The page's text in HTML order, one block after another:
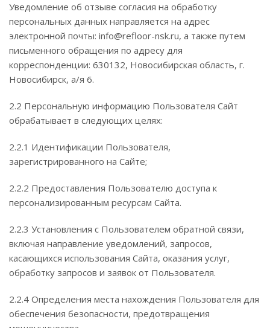
Уведомление об отзыве согласия на обработку
персональных данных направляется на адрес
электронной почты: info@refloor-nsk.ru, а также путем
письменного обращения по адресу для
корреспонденции: 630132, Новосибирская область, г.
Новосибирск, а/я 6.
2.2 Персональную информацию Пользователя Сайт
обрабатывает в следующих целях:
2.2.1 Идентификации Пользователя,
зарегистрированного на Сайте;
2.2.2 Предоставления Пользователю доступа к
персонализированным ресурсам Сайта.
2.2.3 Установления с Пользователем обратной связи,
включая направление уведомлений, запросов,
касающихся использования Сайта, оказания услуг,
обработку запросов и заявок от Пользователя.
2.2.4 Определения места нахождения Пользователя для
обеспечения безопасности, предотвращения